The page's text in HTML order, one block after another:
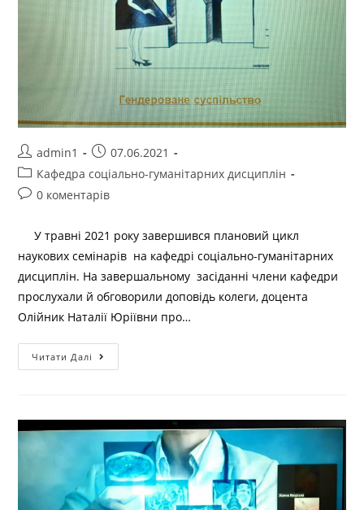
admin1
07.06.2021
Кафедра соціально-гуманітарних дисциплін
0 коментарів
У травні 2021 року завершився плановий цикл
наукових семінарів на кафедрі соціально-гуманітарних
дисциплін. На завершальному засіданні члени кафедри
прослухали й обговорили доповідь колеги, доцента
Олійник Наталії Юріївни про…
Читати Далі